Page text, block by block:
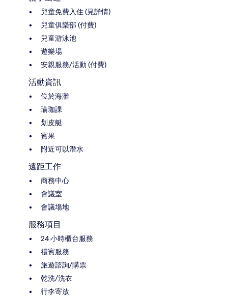
兒童免費入住 (見詳情)
兒童俱樂部 (付費)
兒童游泳池
遊樂場
安親服務/活動 (付費)
活動資訊
位於海灘
瑜珈課
划皮艇
賓果
附近可以潛水
遠距工作
商務中心
會議室
會議場地
服務項目
24 小時櫃台服務
禮賓服務
旅遊諮詢/購票
乾洗/洗衣
行李寄放